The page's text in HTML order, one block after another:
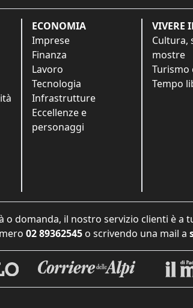
ECONOMIA
Imprese
Finanza
Lavoro
Tecnologia
Infrastrutture
Eccellenze e
personaggi
VIVERE
Cultura,
mostre
Turismo
Tempo
o domanda, il nostro servizio clienti è a
02 89362545 o scrivendo una mail a